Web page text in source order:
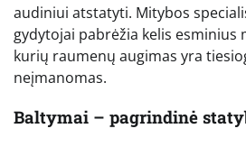
audiniui atstatyti. Mitybos
gydytojai pabrėžia kelis esminius
kurių raumenų augimas yra
neįmanomas.
Baltymai – pagrindinė